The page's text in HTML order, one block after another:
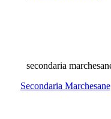
Secondaria Marchesane